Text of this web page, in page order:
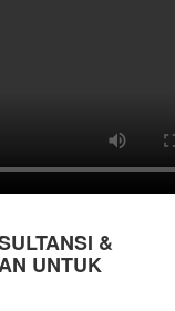
&
UNTUK